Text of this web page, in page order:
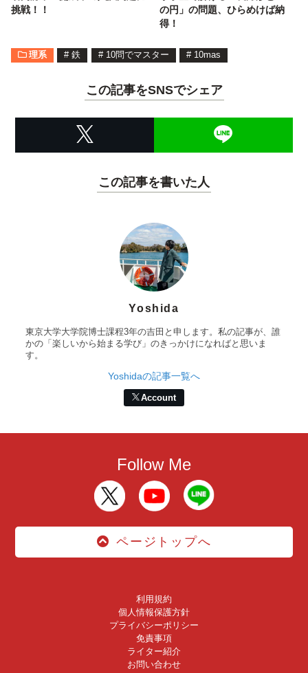
挑戦！！
の円」の問題、ひらめけば納
得！
理系 # 鉄 # 10問でマスター # 10mas
この記事をSNSでシェア
この記事を書いた人
Yoshida
東京大学大学院博士課程3年の吉田と申します。私の記事が、誰
かの「楽しいから始まる学び」のきっかけになればと思いま
す。
Yoshidaの記事一覧へ
Account
Follow Me
ページトップへ
利用規約
個人情報保護方針
プライバシーポリシー
免責事項
ライター紹介
お問い合わせ